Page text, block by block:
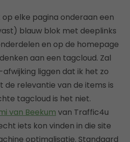
elke pagina onderaan een
blauw blok met deeplinks
en op de homepage
aan een tagcloud. Zal
liggen dat ik het zo
relevantie van de items is
tagcloud is het niet.
van Beekum van Traffic4u
iets kon vinden in die site
optimalisatie. Standaard